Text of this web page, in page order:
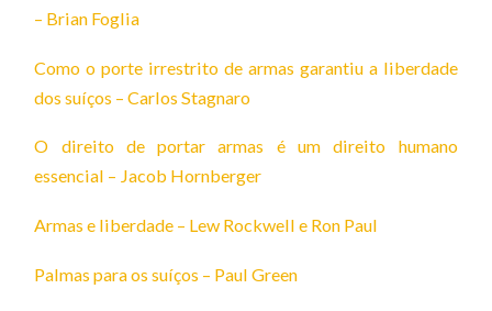
– Brian Foglia
Como o porte irrestrito de armas garantiu a liberdade
dos suíços – Carlos Stagnaro
O direito de portar armas é um direito humano
essencial – Jacob Hornberger
Armas e liberdade – Lew Rockwell e Ron Paul
Palmas para os suíços – Paul Green